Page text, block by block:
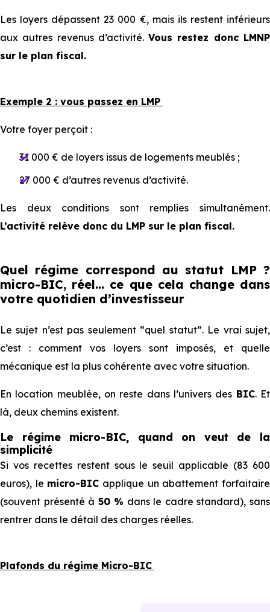
Les loyers dépassent 23 000 €, mais ils restent inférieurs
aux autres revenus d’activité.Vous restez donc LMNP
sur le plan fiscal.
Exemple 2 : vous passez en LMP
Votre foyer perçoit :
31 000 € de loyers issus de logements meublés ;
27 000 € d’autres revenus d’activité.
Les deux conditions sont remplies simultanément.
L’activité relève donc du LMP sur le plan fiscal.
Quel régime correspond au statut LMP ?
micro-BIC, réel... ce que cela change dans
votre quotidien d’investisseur
Le sujet n’est pas seulement “quel statut”. Le vrai sujet,
c’est : comment vos loyers sont imposés, et quelle
mécanique est la plus cohérente avec votre situation.
En location meublée, on reste dans l’univers des BIC. Et
là, deux chemins existent.
Le régime micro-BIC, quand on veut de la
simplicité
Si vos recettes restent sous le seuil applicable (83 600
euros), le micro-BIC applique un abattement forfaitaire
(souvent présenté à 50 % dans le cadre standard), sans
rentrer dans le détail des charges réelles.
Plafonds du régime Micro-BIC